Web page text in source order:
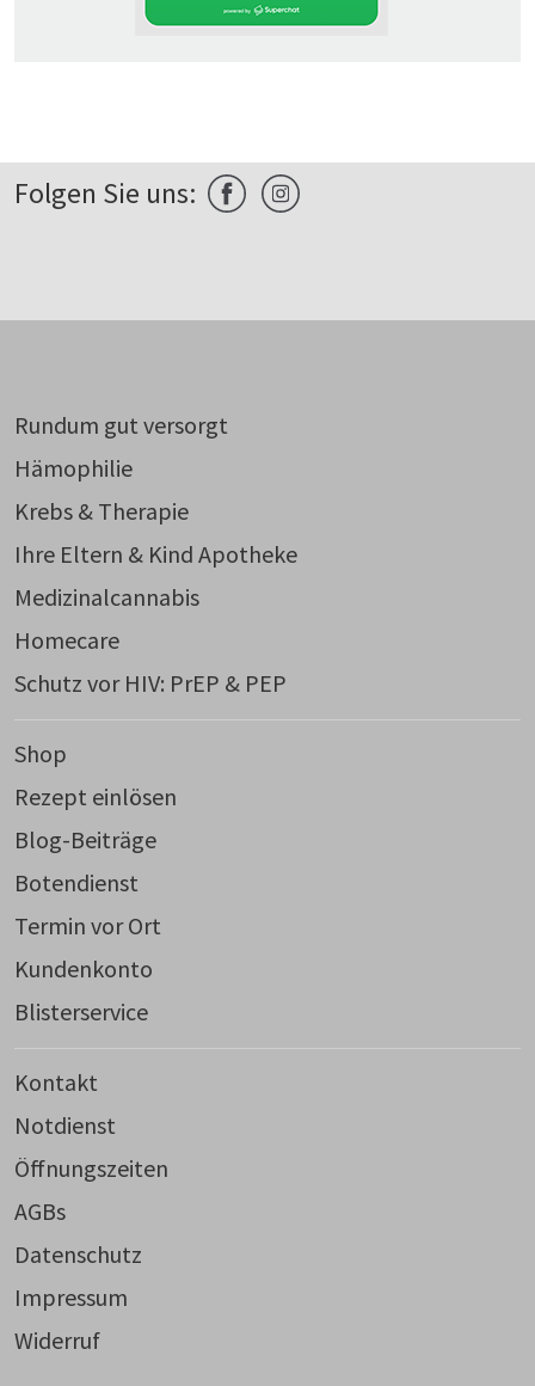
Folgen Sie uns:
Rundum gut versorgt
Hämophilie
Krebs & Therapie
Ihre Eltern & Kind Apotheke
Medizinalcannabis
Homecare
Schutz vor HIV: PrEP & PEP
Shop
Rezept einlösen
Blog-Beiträge
Botendienst
Termin vor Ort
Kundenkonto
Blisterservice
Kontakt
Notdienst
Öffnungszeiten
AGBs
Datenschutz
Impressum
Widerruf